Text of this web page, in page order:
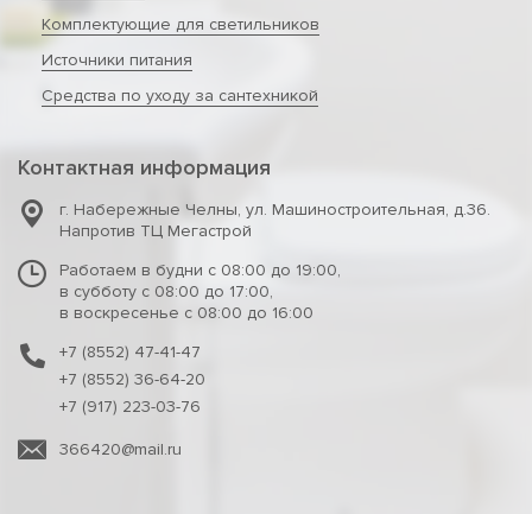
Комплектующие для светильников
Источники питания
Средства по уходу за сантехникой
Контактная информация
г. Набережные Челны, ул. Машиностроительная, д.36.
Напротив ТЦ Мегастрой
Работаем в будни с 08:00 до 19:00,
в субботу с 08:00 до 17:00,
в воскресенье с 08:00 до 16:00
+7 (8552) 47-41-47
+7 (8552) 36-64-20
+7 (917) 223-03-76
366420@mail.ru